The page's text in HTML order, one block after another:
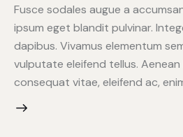
Fusce sodales augue a
ipsum eget blandit pulvinar.
dapibus. Vivamus elementum
vulputate eleifend tellus.
consequat vitae, eleifend ac,